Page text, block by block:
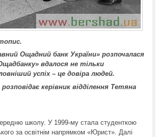
Ощадний банк України» розпочалася
вдалося не тільки
успіх – це довіра людей.
керівник відділення Тетяна
школу. У 1999-му стала студенткою
за освітнім напрямком «Юрист». Далі